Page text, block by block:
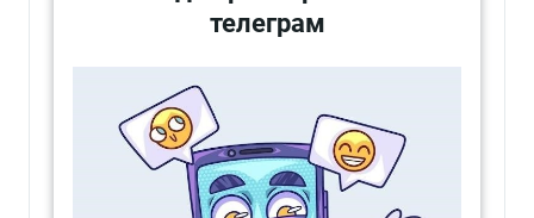
телеграм